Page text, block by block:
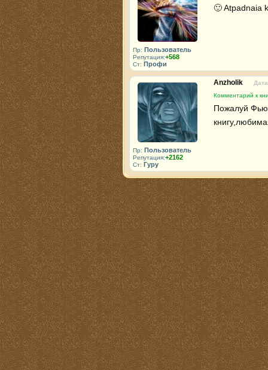
Пр: Пользователь
Репутация:+568
Ст: Профи
🙂 Atpadnaia
Пр: Пользователь
Репутация:+2162
Ст: Гуру
Anzholik
Комментарий к
Пожалуй